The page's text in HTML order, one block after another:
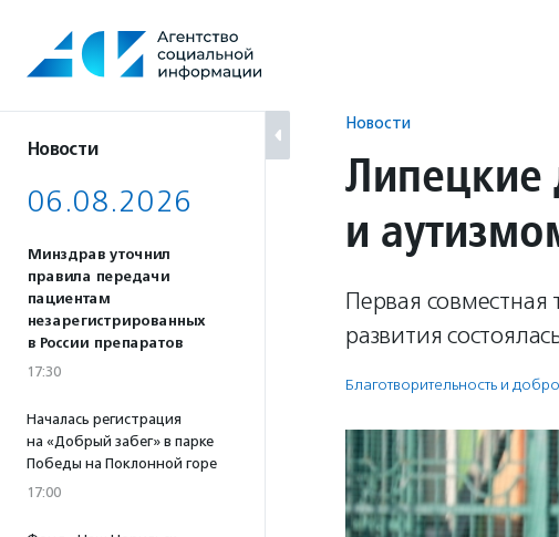
содержанию
Новости
06.08.2026
Минздрав уточнил
правила передачи
пациентам
незарегистрированных
в России препаратов
17:30
Началась регистрация
на «Добрый забег» в парке
Победы на Поклонной горе
17:00
Новости
Липецкие
и
Первая
развития
Благотвори­тель­ность и